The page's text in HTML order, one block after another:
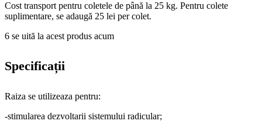
Cost transport pentru coletele de până la 25 kg. Pentru colete
suplimentare, se adaugă 25 lei per colet.
6 se uită la acest produs acum
Specificații
Raiza se utilizeaza pentru:
-stimularea dezvoltarii sistemului radicular;